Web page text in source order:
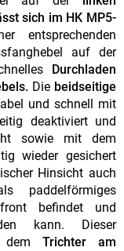
sich im HK MP5-
entsprechenden
auf der
Durchladen
Diebeidseitige
und schnell mit
deaktiviert und
sowie mit dem
wieder gesichert
Hinsicht auch
paddelförmiges
befindet und
kann. Dieser
dem Trichter am